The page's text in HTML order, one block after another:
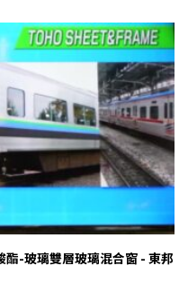
-玻璃雙層玻璃混合窗 - 東邦